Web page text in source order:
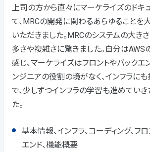
上司の方から直々にマーケライズのドキ
て、MRCの開発に関わるあらゆることを
いただきました。MRCのシステムの大き
多さや複雑さに驚きました。自分はAWS
感じ、マーケライズはフロントやバックエ
ンジニアの役割の境がなく、インフラに
で、少しずつインフラの学習も進めてい
た。
基本情報、インフラ、コーディング、フロ
エンド、機能概要